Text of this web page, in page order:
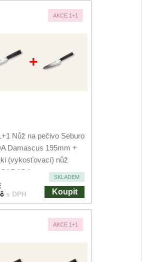
AKCE 1+1
+
Nůž na pečivo Seburo
Damascus 195mm +
(vykosťovací) nůž
SKLADEM
s DPH Koupit
AKCE 1+1